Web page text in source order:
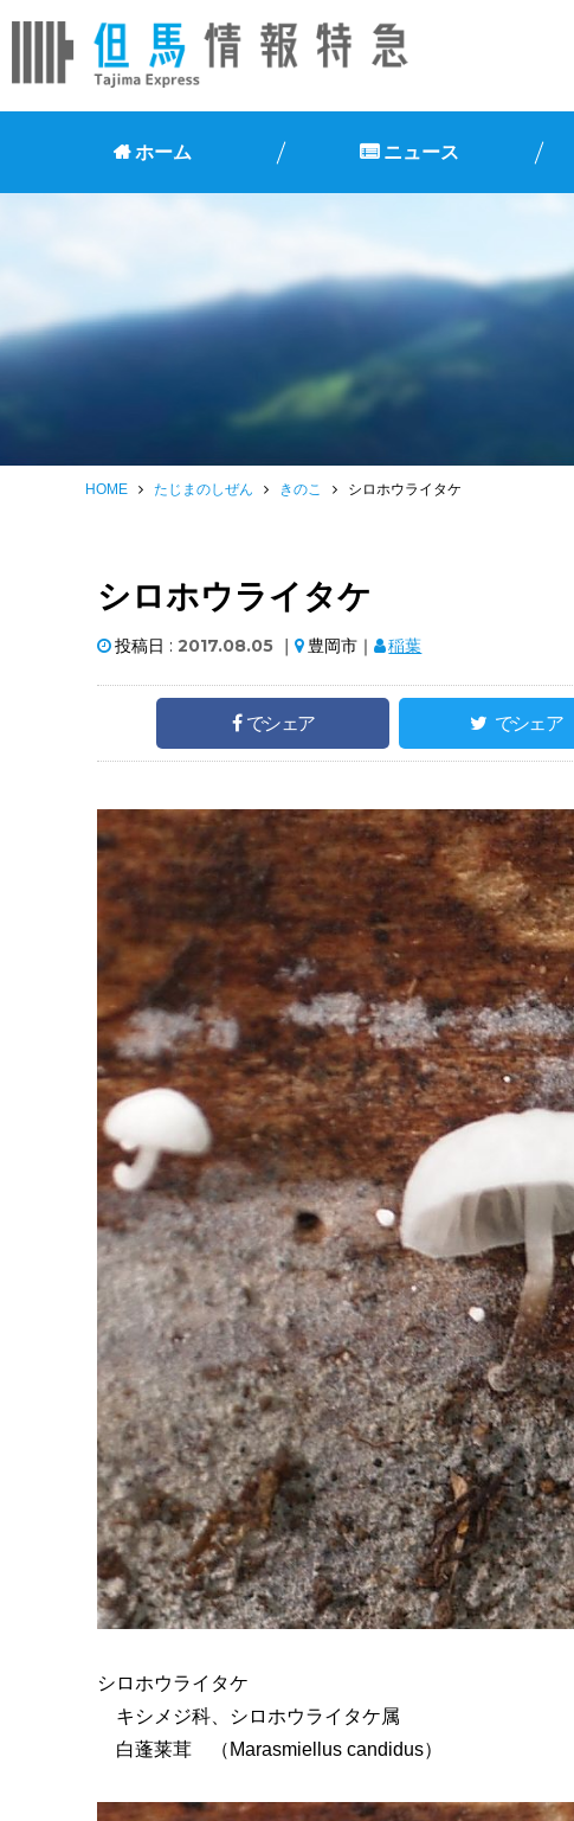
ホーム ニュース
HOME たじまのしぜん きのこ シロホウライタケ
シロホウライタケ
投稿日 : 2017.08.05｜ 豊岡市｜ 稲葉
でシェア でシェア
シロホウライタケ
キシメジ科、シロホウライタケ属
白蓬莱茸 （Marasmiellus candidus）